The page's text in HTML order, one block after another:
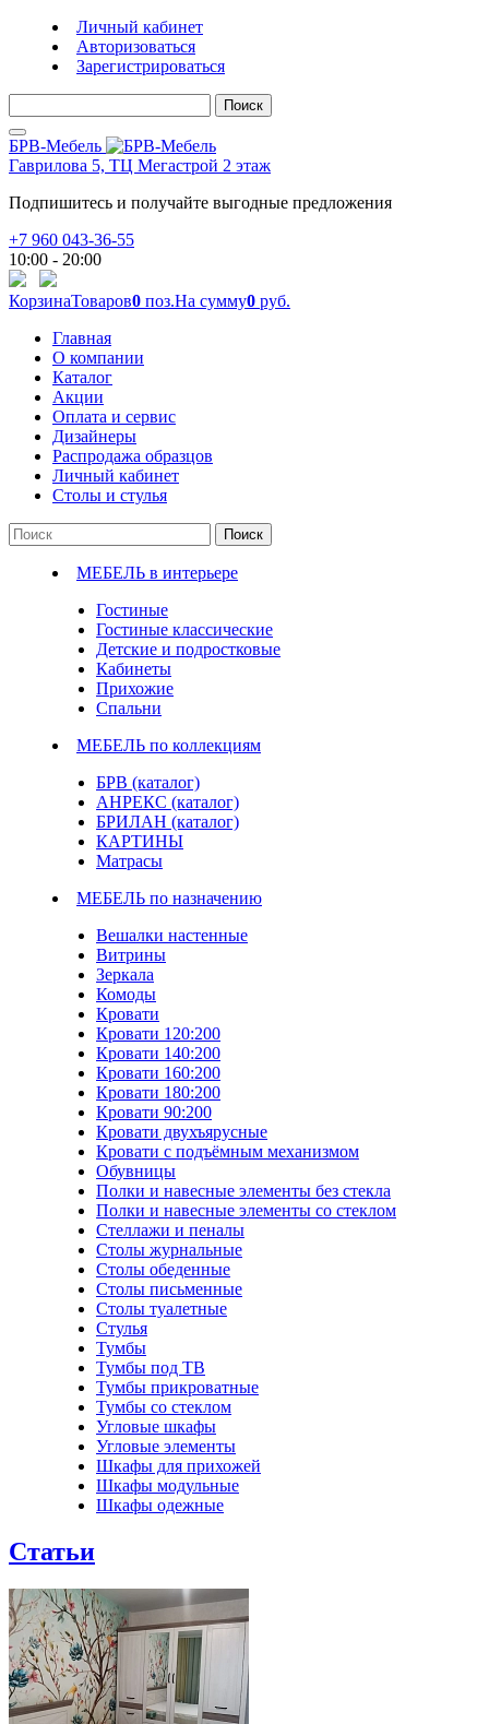
Личный кабинет
Авторизоваться
Зарегистрироваться
Поиск
БРВ-Мебель
Гаврилова 5, ТЦ Мегастрой 2 этаж
Подпишитесь и получайте выгодные предложения
+7 960 043-36-55
10:00 - 20:00
КорзинаТоваров0 поз.На сумму0 руб.
Главная
О компании
Каталог
Акции
Оплата и сервис
Дизайнеры
Распродажа образцов
Личный кабинет
Столы и стулья
Поиск
МЕБЕЛЬ в интерьере
Гостиные
Гостиные классические
Детские и подростковые
Кабинеты
Прихожие
Спальни
МЕБЕЛЬ по коллекциям
БРВ (каталог)
АНРЕКС (каталог)
БРИЛАН (каталог)
КАРТИНЫ
Матрасы
МЕБЕЛЬ по назначению
Вешалки настенные
Витрины
Зеркала
Комоды
Кровати
Кровати 120:200
Кровати 140:200
Кровати 160:200
Кровати 180:200
Кровати 90:200
Кровати двухъярусные
Кровати с подъёмным механизмом
Обувницы
Полки и навесные элементы без стекла
Полки и навесные элементы со стеклом
Стеллажи и пеналы
Столы журнальные
Столы обеденные
Столы письменные
Столы туалетные
Стулья
Тумбы
Тумбы под ТВ
Тумбы прикроватные
Тумбы со стеклом
Угловые шкафы
Угловые элементы
Шкафы для прихожей
Шкафы модульные
Шкафы одежные
Статьи